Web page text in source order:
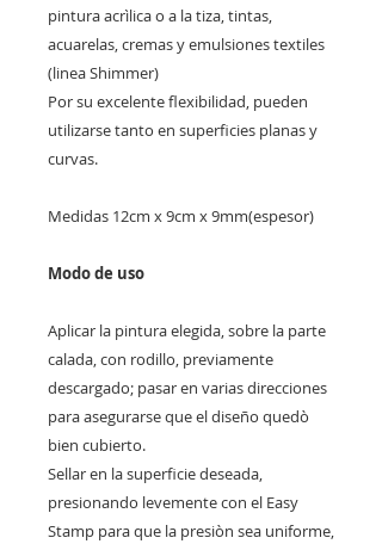
pintura acrìlica o a la tiza, tintas,
acuarelas, cremas y emulsiones textiles
(linea Shimmer)
Por su excelente flexibilidad, pueden
utilizarse tanto en superficies planas y
curvas.
Medidas 12cm x 9cm x 9mm(espesor)
Modo de uso
Aplicar la pintura elegida, sobre la parte
calada, con rodillo, previamente
descargado; pasar en varias direcciones
para asegurarse que el diseño quedò
bien cubierto.
Sellar en la superficie deseada,
presionando levemente con el Easy
Stamp para que la presiòn sea uniforme,